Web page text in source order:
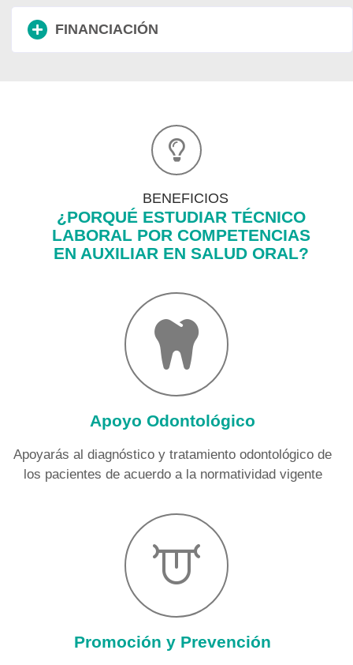
FINANCIACIÓN
BENEFICIOS
¿PORQUÉ ESTUDIAR TÉCNICO
LABORAL POR COMPETENCIAS
EN AUXILIAR EN SALUD ORAL?
Apoyo Odontológico
Apoyarás al diagnóstico y tratamiento odontológico de
los pacientes de acuerdo a la normatividad vigente
Promoción y Prevención